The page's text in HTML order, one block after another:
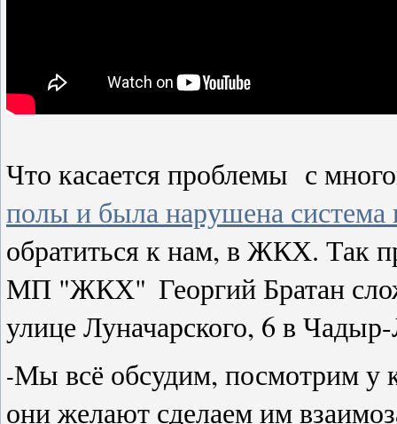
Что касается проблемы с
полы и была нарушена система
обратиться к нам, в ЖКХ. Так
МП "ЖКХ" Георгий Братан
улице Луначарского, 6 в
-Мы всё обсудим, посмотрим у
они желают сделаем им